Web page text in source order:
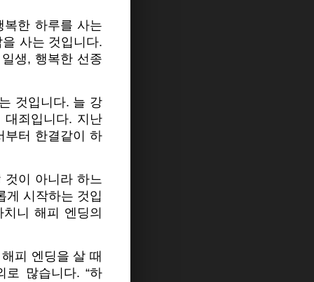
한 하루를 사는
사는 것입니다.
생, 행복한 선종
것입니다. 늘 강
대죄입니다. 지난
부터 한결같이 하
이 아니라 하느
게 시작하는 것입
니 해피 엔딩의
피 엔딩을 살 때
로 많습니다. “하